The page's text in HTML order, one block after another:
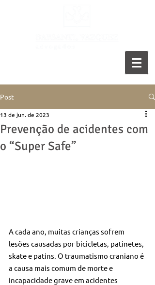
Post
Prevenção de acidentes com
o “Super Safe”
13 de jun. de 2023
A cada ano, muitas crianças sofrem
lesões causadas por bicicletas, patinetes,
skate e patins. O traumatismo craniano é
a causa mais comum de morte e
incapacidade grave em acidentes